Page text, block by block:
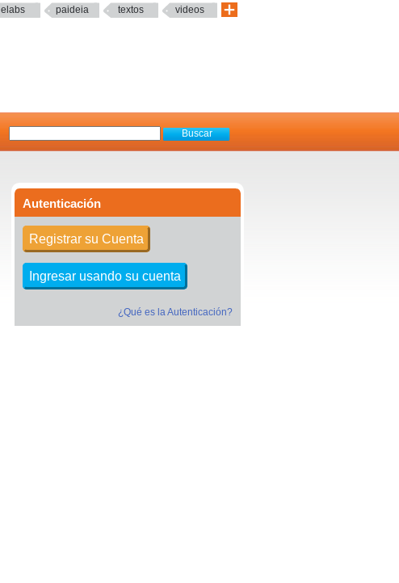
elabs paideia textos videos
Autenticación
Registrar su Cuenta
Ingresar usando su cuenta
¿Qué es la Autenticación?